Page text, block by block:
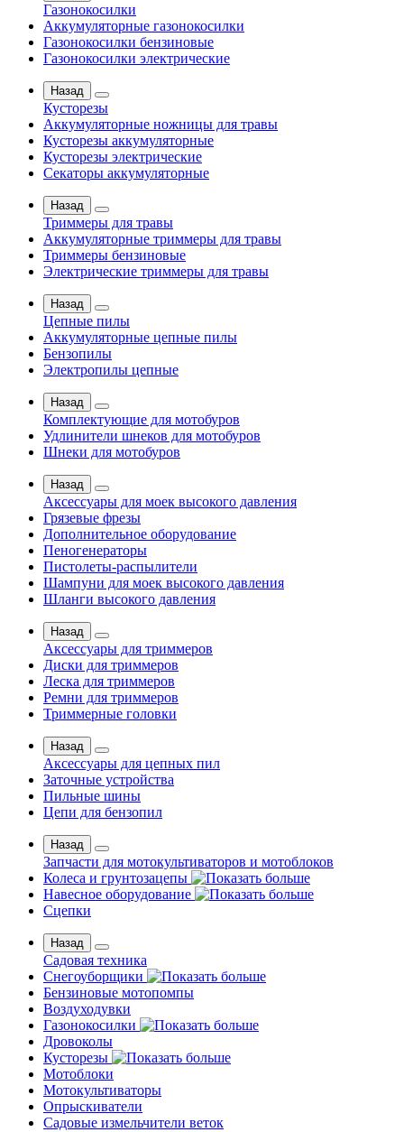
Газонокосилки
Аккумуляторные газонокосилки
Газонокосилки бензиновые
Газонокосилки электрические
Назад
Кусторезы
Аккумуляторные ножницы для травы
Кусторезы аккумуляторные
Кусторезы электрические
Секаторы аккумуляторные
Назад
Триммеры для травы
Аккумуляторные триммеры для травы
Триммеры бензиновые
Электрические триммеры для травы
Назад
Цепные пилы
Аккумуляторные цепные пилы
Бензопилы
Электропилы цепные
Назад
Комплектующие для мотобуров
Удлинители шнеков для мотобуров
Шнеки для мотобуров
Назад
Аксессуары для моек высокого давления
Грязевые фрезы
Дополнительное оборудование
Пеногенераторы
Пистолеты-распылители
Шампуни для моек высокого давления
Шланги высокого давления
Назад
Аксессуары для триммеров
Диски для триммеров
Леска для триммеров
Ремни для триммеров
Триммерные головки
Назад
Аксессуары для цепных пил
Заточные устройства
Пильные шины
Цепи для бензопил
Назад
Запчасти для мотокультиваторов и мотоблоков
Колеса и грунтозацепы
Навесное оборудование
Сцепки
Назад
Садовая техника
Снегоуборщики
Бензиновые мотопомпы
Воздуходувки
Газонокосилки
Дровоколы
Кусторезы
Мотоблоки
Мотокультиваторы
Опрыскиватели
Садовые измельчители веток